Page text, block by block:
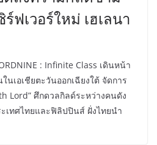
ฟเวอร์ใหม่ เฮเลนา
: Infinite Class เดินหน้า
นเอเชียตะวันออกเฉียงใต้ จัดการ
Lord” ศึกดวลกิลด์ระหว่างคนดัง
เทศไทยและฟิลิปปินส์ ฝั่งไทยนำ